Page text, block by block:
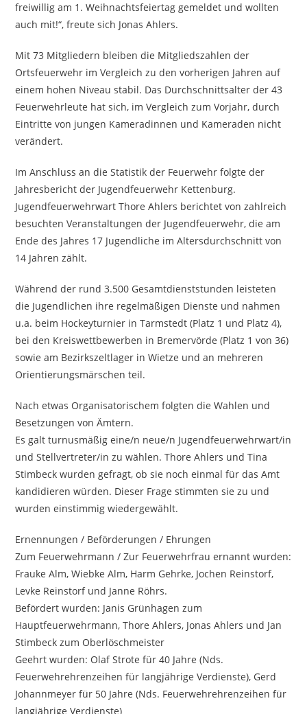
freiwillig am 1. Weihnachtsfeiertag gemeldet und wollten
auch mit!“, freute sich Jonas Ahlers.
Mit 73 Mitgliedern bleiben die Mitgliedszahlen der
Ortsfeuerwehr im Vergleich zu den vorherigen Jahren auf
einem hohen Niveau stabil. Das Durchschnittsalter der 43
Feuerwehrleute hat sich, im Vergleich zum Vorjahr, durch
Eintritte von jungen Kameradinnen und Kameraden nicht
verändert.
Im Anschluss an die Statistik der Feuerwehr folgte der
Jahresbericht der Jugendfeuerwehr Kettenburg.
Jugendfeuerwehrwart Thore Ahlers berichtet von zahlreich
besuchten Veranstaltungen der Jugendfeuerwehr, die am
Ende des Jahres 17 Jugendliche im Altersdurchschnitt von
14 Jahren zählt.
Während der rund 3.500 Gesamtdienststunden leisteten
die Jugendlichen ihre regelmäßigen Dienste und nahmen
u.a. beim Hockeyturnier in Tarmstedt (Platz 1 und Platz 4),
bei den Kreiswettbewerben in Bremervörde (Platz 1 von 36)
sowie am Bezirkszeltlager in Wietze und an mehreren
Orientierungsmärschen teil.
Nach etwas Organisatorischem folgten die Wahlen und
Besetzungen von Ämtern.
Es galt turnusmäßig eine/n neue/n Jugendfeuerwehrwart/in
und Stellvertreter/in zu wählen. Thore Ahlers und Tina
Stimbeck wurden gefragt, ob sie noch einmal für das Amt
kandidieren würden. Dieser Frage stimmten sie zu und
wurden einstimmig wiedergewählt.
Ernennungen / Beförderungen / Ehrungen
Zum Feuerwehrmann / Zur Feuerwehrfrau ernannt wurden:
Frauke Alm, Wiebke Alm, Harm Gehrke, Jochen Reinstorf,
Levke Reinstorf und Janne Röhrs.
Befördert wurden: Janis Grünhagen zum
Hauptfeuerwehrmann, Thore Ahlers, Jonas Ahlers und Jan
Stimbeck zum Oberlöschmeister
Geehrt wurden: Olaf Strote für 40 Jahre (Nds.
Feuerwehrehrenzeihen für langjährige Verdienste), Gerd
Johannmeyer für 50 Jahre (Nds. Feuerwehrehrenzeihen für
langjährige Verdienste)